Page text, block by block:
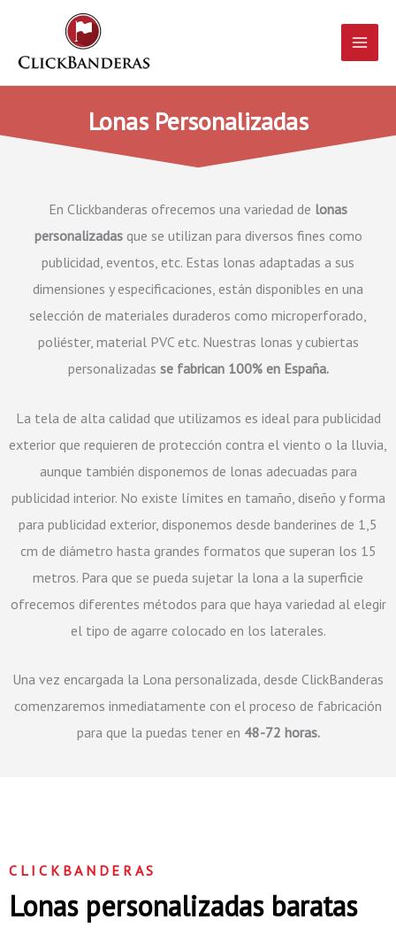
Lonas Personalizadas
En Clickbanderas ofrecemos una variedad de lonas
personalizadasque se utilizan para diversos fines como
publicidad, eventos, etc. Estas lonas adaptadas a sus
dimensiones y especificaciones, están disponibles en una
selección de materiales duraderos como microperforado,
poliéster, material PVC etc. Nuestras lonas y cubiertas
personalizadas se fabrican 100% en España.
La tela de alta calidad que utilizamos es ideal para publicidad
exterior que requieren de protección contra el viento o la lluvia,
aunque también disponemos de lonas adecuadas para
publicidad interior. No existe límites en tamaño, diseño y forma
para publicidad exterior, disponemos desde banderines de 1,5
cm de diámetro hasta grandes formatos que superan los 15
metros. Para que se pueda sujetar la lona a la superficie
ofrecemos diferentes métodos para que haya variedad al elegir
el tipo de agarre colocado en los laterales.
Una vez encargada la Lona personalizada, desde ClickBanderas
comenzaremos inmediatamente con el proceso de fabricación
para que la puedas tener en 48-72 horas.
CLICKBANDERAS
Lonas personalizadas baratas